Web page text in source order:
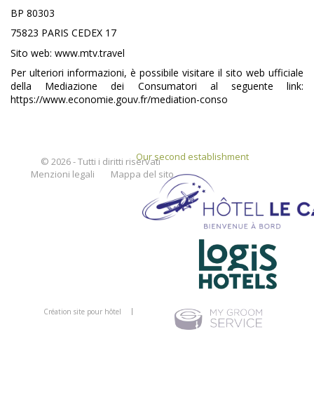
BP 80303
75823 PARIS CEDEX 17
Sito web: www.mtv.travel
Per ulteriori informazioni, è possibile visitare il sito web ufficiale
della Mediazione dei Consumatori al seguente link:
https://www.economie.gouv.fr/mediation-conso
Our second establishment
© 2026 - Tutti i diritti riservati
Menzioni legali
Mappa del sito
Création site pour hôtel